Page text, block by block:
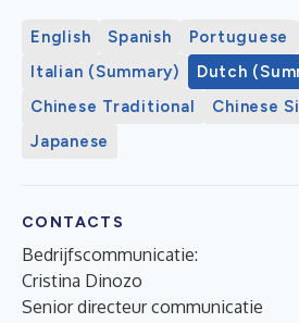
English Spanish Portuguese
Italian (Summary)
Dutch
Chinese Traditional
Chinese
Japanese
CONTACTS
Bedrijfscommunicatie:
Cristina Dinozo
Senior directeur communicatie